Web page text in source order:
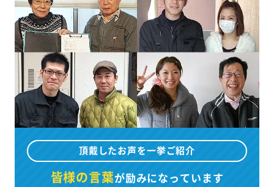
頂戴したお声を一挙ご紹介
皆様の言葉が励みになっています